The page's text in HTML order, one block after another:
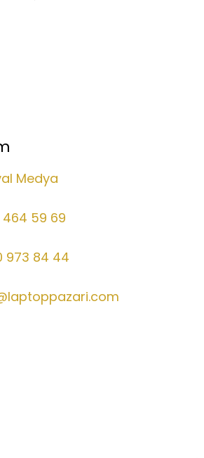
Medya
464 59 69
973 84 44